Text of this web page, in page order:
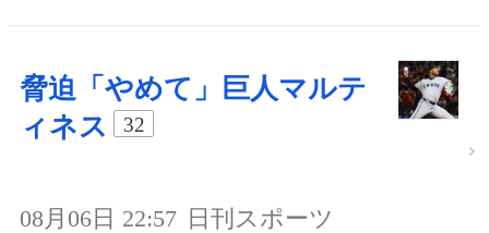
脅迫「やめて」巨人マルテ
ィネス
32
08月06日 22:57 日刊スポーツ